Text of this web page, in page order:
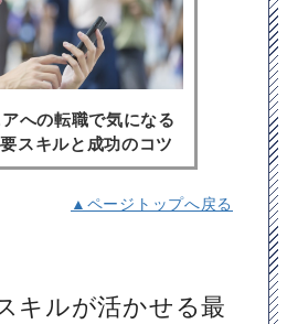
への転職で気になる
スキルと成功のコツ
▲ページトップへ戻る
キルが活かせる最